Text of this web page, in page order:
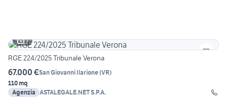
7
RGE 224/2025 Tribunale Verona
67.000 €San Giovanni Ilarione(VR)
110 mq
Agenzia ASTALEGALE.NET S.P.A.